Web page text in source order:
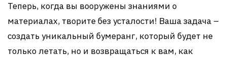
Теперь, когда вы вооружены знаниями о
материалах, творите без усталости! Ваша задача –
создать уникальный бумеранг, который будет не
только летать, но и возвращаться к вам, как